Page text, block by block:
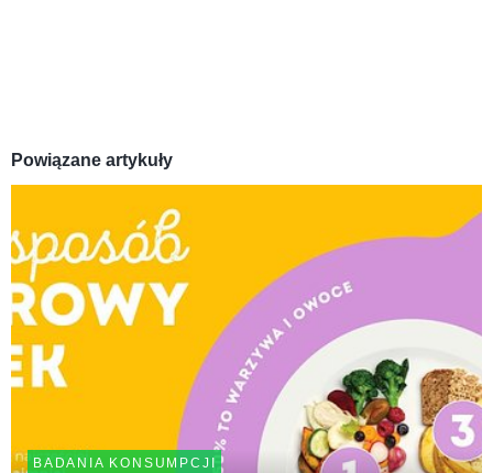
Powiązane artykuły
BADANIA KONSUMPCJI